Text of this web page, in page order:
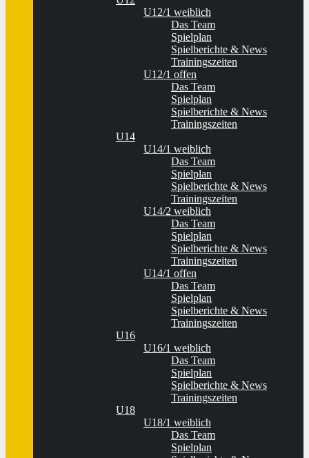
U12/1 weiblich
Das Team
Spielplan
Spielberichte & News
Trainingszeiten
U12/1 offen
Das Team
Spielplan
Spielberichte & News
Trainingszeiten
U14
U14/1 weiblich
Das Team
Spielplan
Spielberichte & News
Trainingszeiten
U14/2 weiblich
Das Team
Spielplan
Spielberichte & News
Trainingszeiten
U14/1 offen
Das Team
Spielplan
Spielberichte & News
Trainingszeiten
U16
U16/1 weiblich
Das Team
Spielplan
Spielberichte & News
Trainingszeiten
U18
U18/1 weiblich
Das Team
Spielplan